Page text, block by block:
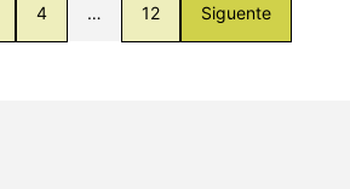
4 … 12 Siguente